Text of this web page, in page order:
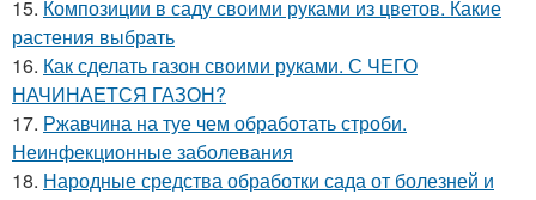
15. Композиции в саду своими руками из цветов. Какие
растения выбрать
16. Как сделать газон своими руками. С ЧЕГО
НАЧИНАЕТСЯ ГАЗОН?
17. Ржавчина на туе чем обработать строби.
Неинфекционные заболевания
18. Народные средства обработки сада от болезней и